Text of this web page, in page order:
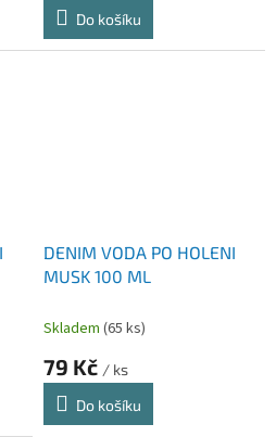
Do košíku
DENIM VODA PO HOLENI
MUSK 100 ML
Skladem (65 ks)
79 Kč / ks
Do košíku